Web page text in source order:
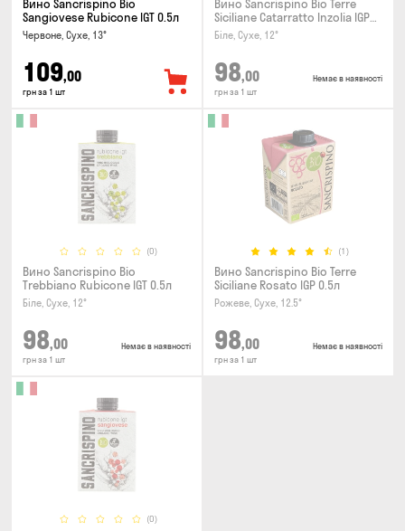
Вино Sancrispino Bio
Sangiovese Rubicone IGT 0.5л
Червоне, Сухе, 13°
109,00
грн за 1 шт
Вино Sancrispino Bio Terre
Siciliane Catarratto Inzolia IGP
0.5л
Біле, Сухе, 12°
98,00
грн за 1 шт
Немає в наявності
(0)
Вино Sancrispino Bio
Trebbiano Rubicone IGT 0.5л
Біле, Сухе, 12°
98,00
грн за 1 шт
Немає в наявності
(1)
Вино Sancrispino Bio Terre
Siciliane Rosato IGP 0.5л
Рожеве, Сухе, 12.5°
98,00
грн за 1 шт
Немає в наявності
(0)